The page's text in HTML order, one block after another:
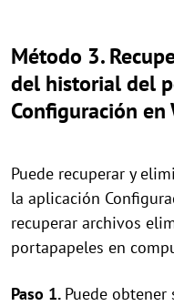
Método 3.
del historial del
Configuración en
Puede recuperar y
la aplicación
recuperar archivos
portapapeles en
Paso 1. Puede